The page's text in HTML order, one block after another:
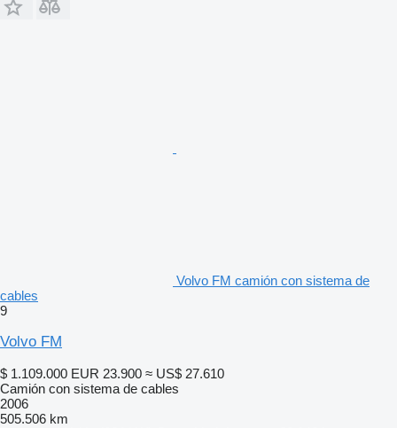
Volvo FM camión con sistema de
cables
9
Volvo FM
$ 1.109.000 EUR 23.900 ≈ US$ 27.610
Camión con sistema de cables
2006
505.506 km